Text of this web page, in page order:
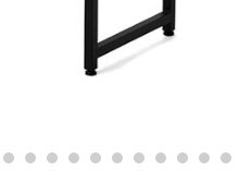
10 11 12 13 14 15 16 17 18 19 20